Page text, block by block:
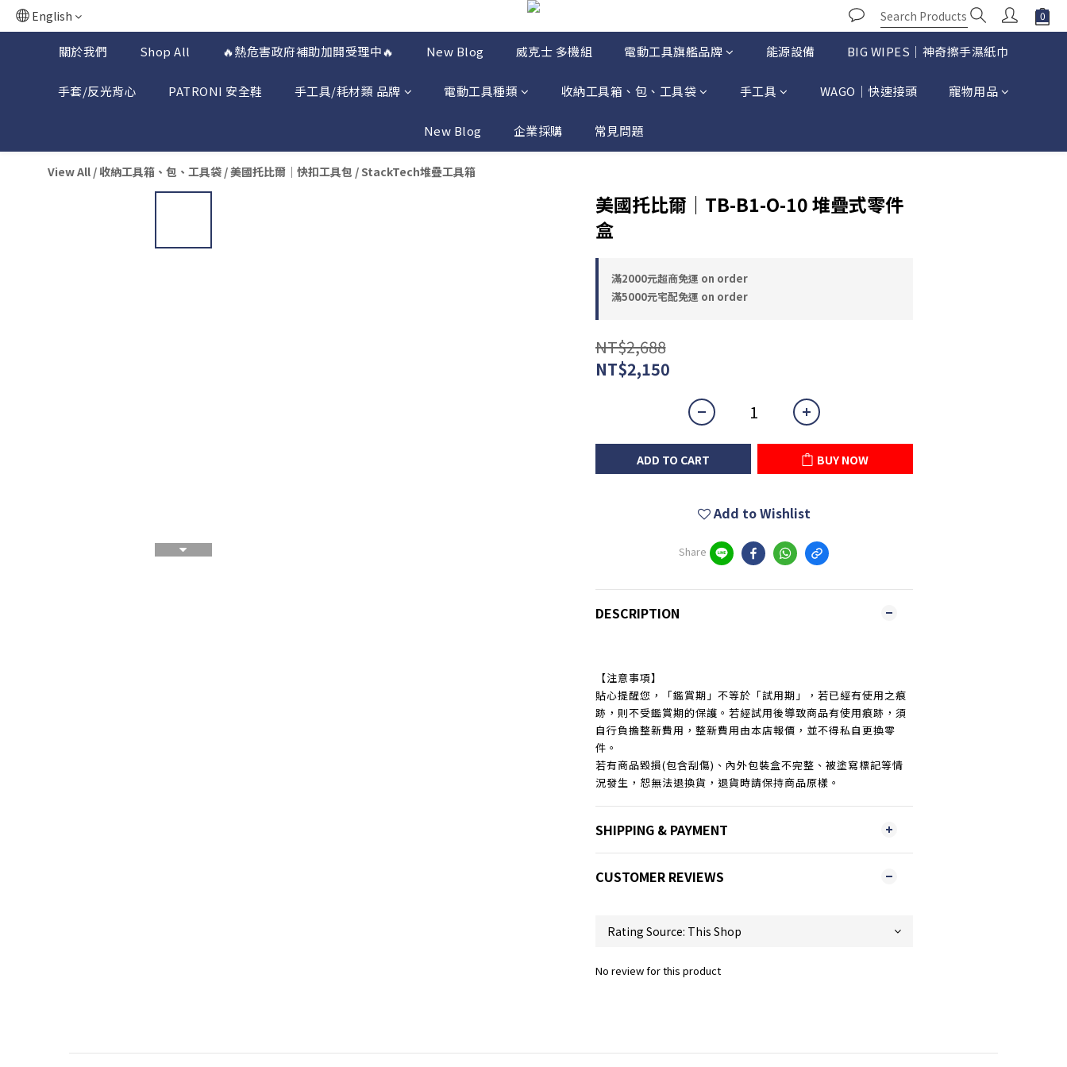
English
關於我們 Shop All 🔥熱危害政府補助加開受理中🔥 New Blog 威克士 多機組 電動工具旗艦品牌 能源設備 BIG WIPES｜神奇擦手濕紙巾
手套/反光背心 PATRONI 安全鞋 手工具/耗材類 品牌 電動工具種類 收納工具箱、包、工具袋 手工具 WAGO｜快速接頭 寵物用品
New Blog 企業採購 常見問題
View All /收納工具箱、包、工具袋 /美國托比爾｜快扣工具包 /StackTech堆疊工具箱
美國托比爾｜TB-B1-O-10 堆疊式零件
盒
滿2000元超商免運 on order
滿5000元宅配免運 on order
NT$2,688
NT$2,150
ADD TO CART BUY NOW
Add to Wishlist
Share
DESCRIPTION
【注意事項】
貼心提醒您，「鑑賞期」不等於「試用期」，若已經有使用之痕
跡，則不受鑑賞期的保護。若經試用後導致商品有使用痕跡，須
自行負擔整新費用，整新費用由本店報價，並不得私自更換零
件。
若有商品毀損(包含刮傷)、內外包裝盒不完整、被塗寫標記等情
況發生，恕無法退換貨，退貨時請保持商品原樣。
SHIPPING & PAYMENT
CUSTOMER REVIEWS
No review for this product